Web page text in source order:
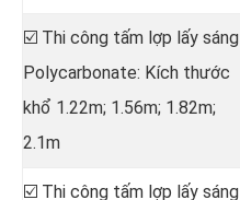
☑️ Thi công tấm lợp lấy sáng
Polycarbonate: Kích thước
khổ 1.22m; 1.56m; 1.82m;
2.1m
☑️ Thi công tấm lợp lấy sáng